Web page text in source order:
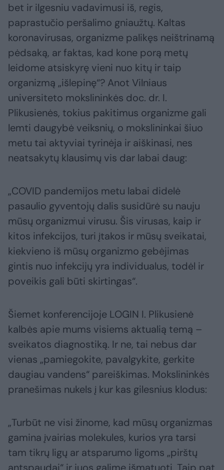
bet ir ilgesniu vadavimusi iš, regis,
paprastučio peršalimo gniaužtų. Kaltas
koronavirusas, organizme palikęs neištrinamą
pėdsaką, ar faktas, kad kone porą metų
leidome atsiskyrę vieni nuo kitų ir taip
organizmą „išlepinę“? Anot Vilniaus
universiteto mokslininkės doc. dr. I.
Plikusienės, tokius pakitimus organizme gali
lemti daugybė veiksnių, o mokslininkai šiuo
metu tai aktyviai tyrinėja ir aiškinasi, nes
neatsakytų klausimų vis dar labai daug:
„COVID pandemijos metu labai didelė
pasaulio gyventojų dalis susidūrė su nauju
mūsų organizmui virusu. Šis virusas, kaip ir
kitos infekcijos, turi įtakos ir mūsų sveikatai,
kiekvieno iš mūsų organizmo gebėjimas
gintis nuo infekcijų yra individualus, todėl ir
poveikis gali būti skirtingas“.
Šiemet konferencijoje LOGIN I. Plikusienė
kalbės apie mums visiems aktualią temą –
sveikatos diagnostiką. Ir ne, tai nebus dar
vienas „pamiegokite, pavalgykite, gerkite
daugiau vandens“ pareiškimas. Mokslininkės
pranešimas nukels į kur kas gilesnius klodus:
„Turbūt ne visi žinome, kad mūsų organizmas
gamina įvairias molekules, kurios yra tarsi
tam tikrų ligų ar atsparumo ligoms „pirštų